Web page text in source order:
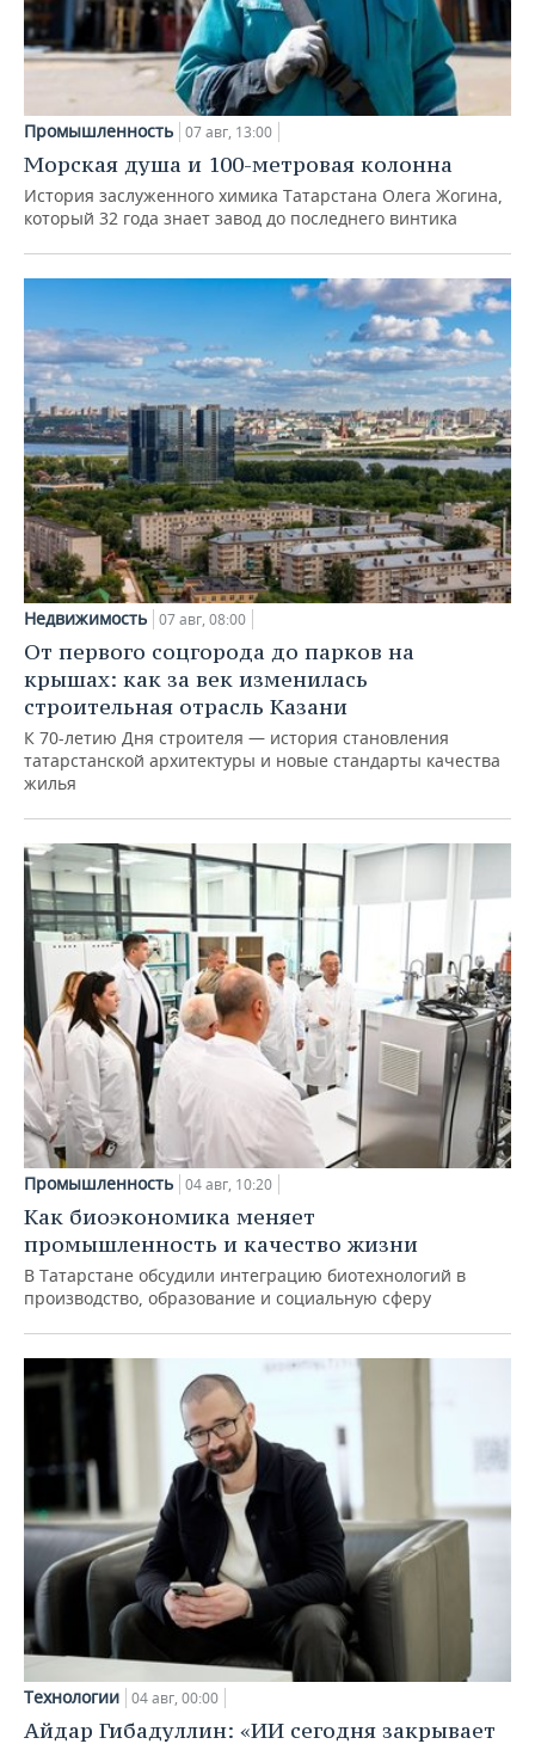
Промышленность 07 авг, 13:00
Морская душа и 100-метровая колонна
История заслуженного химика Татарстана Олега Жогина,
который 32 года знает завод до последнего винтика
Недвижимость 07 авг, 08:00
От первого соцгорода до парков на
крышах: как за век изменилась
строительная отрасль Казани
К 70-летию Дня строителя — история становления
татарстанской архитектуры и новые стандарты качества
жилья
Промышленность 04 авг, 10:20
Как биоэкономика меняет
промышленность и качество жизни
В Татарстане обсудили интеграцию биотехнологий в
производство, образование и социальную сферу
Технологии 04 авг, 00:00
Айдар Гибадуллин: «ИИ сегодня закрывает